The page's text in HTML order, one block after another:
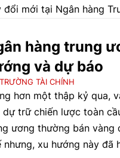
đổi mới tại Ngân hàng
Ngân hàng Trung ương
hàng trung
và dự báo
TÀI CHÍNH
hơn một thập kỷ qua,
dự trữ chiến lược toàn
ương thường bán vàng
nhưng, xu hướng này đã